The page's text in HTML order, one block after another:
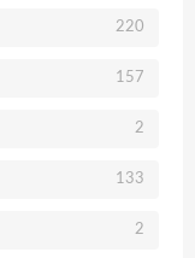
220
157
2
133
2